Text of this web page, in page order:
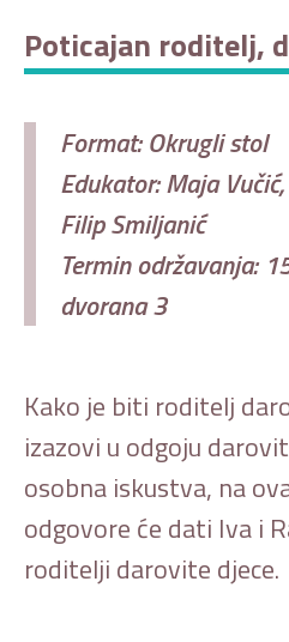
Poticajan roditelj,
Format: Okrugli stol
Edukator: Maja
Filip Smiljanić
Termin održavanja:
dvorana 3
Kako je biti roditelj
izazovi u odgoju
osobna iskustva, na
odgovore će dati Iva i
roditelji darovite djece.